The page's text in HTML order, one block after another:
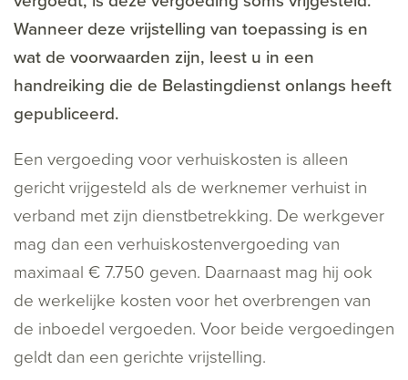
Wanneer deze vrijstelling van toepassing is en
wat de voorwaarden zijn, leest u in een
handreiking die de Belastingdienst onlangs heeft
gepubliceerd.
Een vergoeding voor verhuiskosten is alleen
gericht vrijgesteld als de werknemer verhuist in
verband met zijn dienstbetrekking. De werkgever
mag dan een verhuiskostenvergoeding van
maximaal € 7.750 geven. Daarnaast mag hij ook
de werkelijke kosten voor het overbrengen van
de inboedel vergoeden. Voor beide vergoedingen
geldt dan een gerichte vrijstelling.